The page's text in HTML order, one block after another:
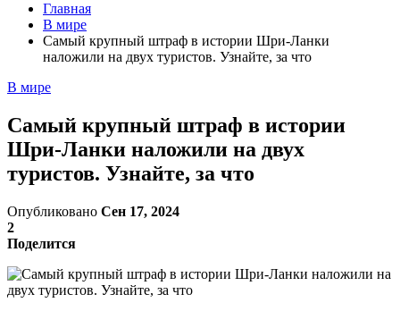
Главная
В мире
Самый крупный штраф в истории Шри-Ланки
наложили на двух туристов. Узнайте, за что
В мире
Самый крупный штраф в истории
Шри-Ланки наложили на двух
туристов. Узнайте, за что
Опубликовано Сен 17, 2024
2
Поделится